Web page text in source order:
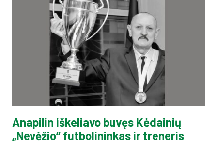
Anapilin iškeliavo buvęs Kėdainių
„Nevėžio“ futbolininkas ir treneris